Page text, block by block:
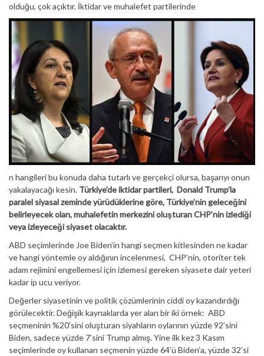
olduğu, çok açıktır. İktidar ve muhalefet partilerinde
n hangileri bu konuda daha tutarlı ve gerçekçi olursa, başarıyı onun
yakalayacağı kesin. Türkiye’de iktidar partileri, Donald Trump’la
paralel siyasal zeminde yürüdüklerine göre, Türkiye’nin geleceğini
belirleyecek olan, muhalefetin merkezini oluşturan CHP’nin izlediği
veya izleyeceği siyaset olacaktır.
ABD seçimlerinde Joe Biden’in hangi seçmen kitlesinden ne kadar
ve hangi yöntemle oy aldığının incelenmesi, CHP’nin, otoriter tek
adam rejimini engellemesi için izlemesi gereken siyasete dair yeteri
kadar ip ucu veriyor.
Değerler siyasetinin ve politik çözümlerinin ciddi oy kazandırdığı
görülecektir. Değişik kaynaklarda yer alan bir iki örnek: ABD
seçmeninin %20’sini oluşturan siyahların oylarının yüzde 92’sini
Biden, sadece yüzde 7’sini Trump almış. Yine ilk kez 3 Kasım
seçimlerinde oy kullanan seçmenin yüzde 64’ü Biden’a, yüzde 32’si